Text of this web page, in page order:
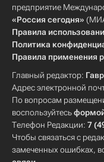
предприятие
«Россия сегодня»
Правила
Политика
Правила применения
Главный редактор:
Адрес электронной
По вопросам
воспользуйтесь
Телефон Редакции: 7
Чтобы связаться с
замеченных ошибках,